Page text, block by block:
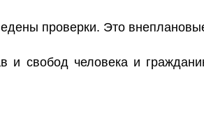
проверки. Это
и свобод человека и